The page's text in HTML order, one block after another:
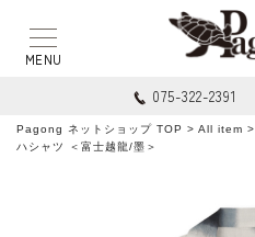
075-322-2391
Pagong ネットショップ TOP > All item >
ハシャツ ＜富士越龍/墨＞